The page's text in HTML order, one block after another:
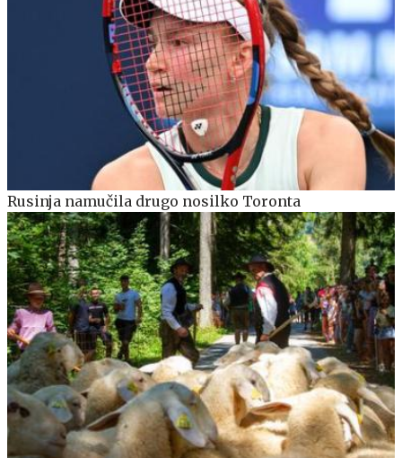
Rusinja namučila drugo nosilko Toronta